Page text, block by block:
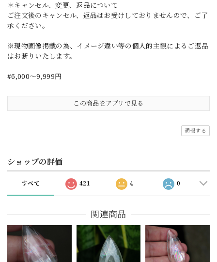
＊キャンセル、変更、返品について
ご注文後のキャンセル、返品はお受けしておりませんので、ご了
承ください。
※現物画像掲載の為、イメージ違い等の個人的主観によるご返品
はお断りいたします。
#6,000～9,999円
この商品をアプリで見る
通報する
ショップの評価
すべて 421 4 0
関連商品